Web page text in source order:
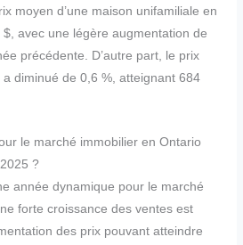
moyen d’une maison unifamiliale en
avec une légère augmentation de
précédente. D’autre part, le prix
a diminué de 0,6 %, atteignant 684
le marché immobilier en Ontario
?
année dynamique pour le marché
forte croissance des ventes est
des prix pouvant atteindre